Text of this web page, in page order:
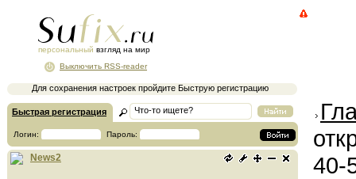
персональный взгляд на мир
Для сохранения настроек пройдите Быструю регистрацию
Выключить RSS-reader
Быстрая регистрация
Логин: Пароль:
News2
40-